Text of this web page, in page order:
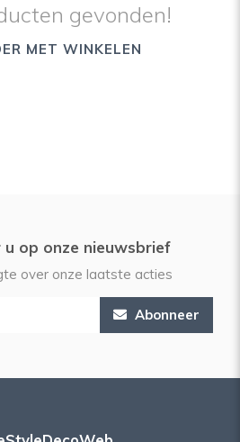
gevonden!
MET WINKELEN
op onze nieuwsbrief
over onze laatste acties
Abonneer